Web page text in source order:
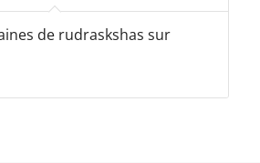
de rudraskshas sur